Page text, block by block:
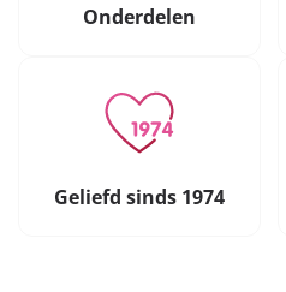
Onderdelen
Geliefd sinds 1974